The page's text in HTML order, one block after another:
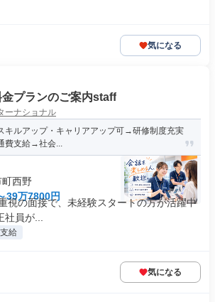
気になる
プランのご案内staff
ーナショナル
キルアップ・キャリアアップ可→研修制度充実
費支給→社会...
西野
39万7800円
視の面接で、未経験スタートの方が活躍中
員が...
給
気になる